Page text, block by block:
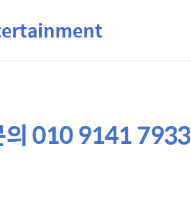
의 010 9141 7933